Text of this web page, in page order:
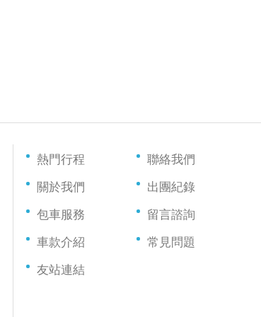
熱門行程
關於我們
包車服務
車款介紹
友站連結
聯絡我們
出團紀錄
留言諮詢
常見問題